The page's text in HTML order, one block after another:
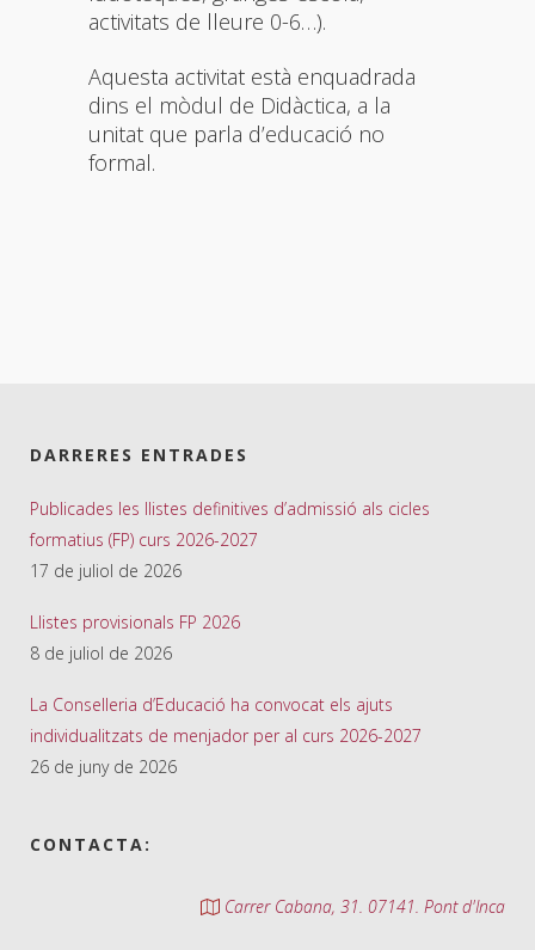
activitats de lleure 0-6…).
Aquesta activitat està enquadrada
dins el mòdul de Didàctica, a la
unitat que parla d’educació no
formal.
DARRERES ENTRADES
Publicades les llistes definitives d’admissió als cicles
formatius (FP) curs 2026-2027
17 de juliol de 2026
Llistes provisionals FP 2026
8 de juliol de 2026
La Conselleria d’Educació ha convocat els ajuts
individualitzats de menjador per al curs 2026-2027
26 de juny de 2026
CONTACTA:
Carrer Cabana, 31. 07141. Pont d'Inca